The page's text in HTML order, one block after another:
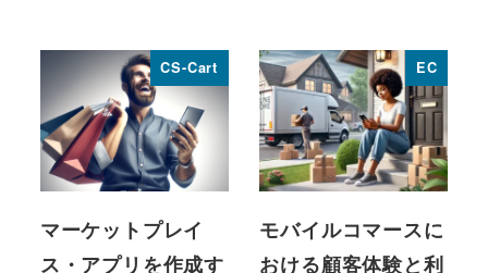
CS-Cart
マーケットプレイ
ス・アプリを作成す
EC
モバイルコマースに
おける顧客体験と利